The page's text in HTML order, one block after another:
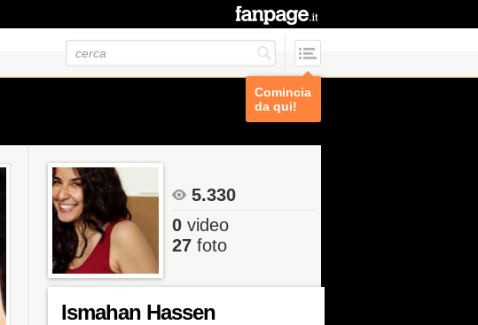
Comincia
da qui!
5.330
0 video
27 foto
Ismahan Hassen